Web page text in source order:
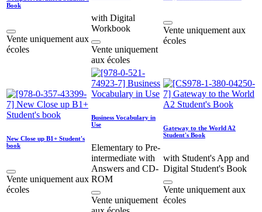
Book
Vente uniquement aux
écoles
with Digital
Workbook
Vente uniquement
aux écoles
Vente uniquement aux
écoles
New Close up B1+ Student's
book
Vente uniquement aux
écoles
Business Vocabulary in
Use
Elementary to Pre-
intermediate with
Answers and CD-
ROM
Vente uniquement
Gateway to the World A2
Student's Book
with Student's App and
Digital Student's Book
Vente uniquement aux
écoles